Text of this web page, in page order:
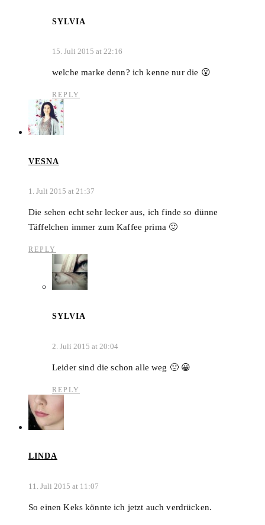
SYLVIA
15. Juli 2015 at 22:16
welche marke denn? ich kenne nur die 😮
REPLY
VESNA
1. Juli 2015 at 21:37
Die sehen echt sehr lecker aus, ich finde so dünne
Täffelchen immer zum Kaffee prima 🙂
REPLY
SYLVIA
2. Juli 2015 at 20:04
Leider sind die schon alle weg 🙁 😀
REPLY
LINDA
11. Juli 2015 at 11:07
So einen Keks könnte ich jetzt auch verdrücken.